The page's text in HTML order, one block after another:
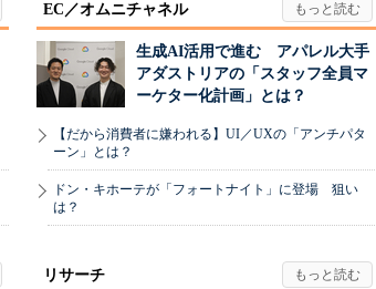
EC／オムニチャネル
生成AI活用で進む アパレル大手
アダストリアの「スタッフ全員マ
ーケター化計画」とは？
【だから消費者に嫌われる】UI／UXの「アンチパタ
ーン」とは？
ドン・キホーテが「フォートナイト」に登場 狙い
は？
リサーチ